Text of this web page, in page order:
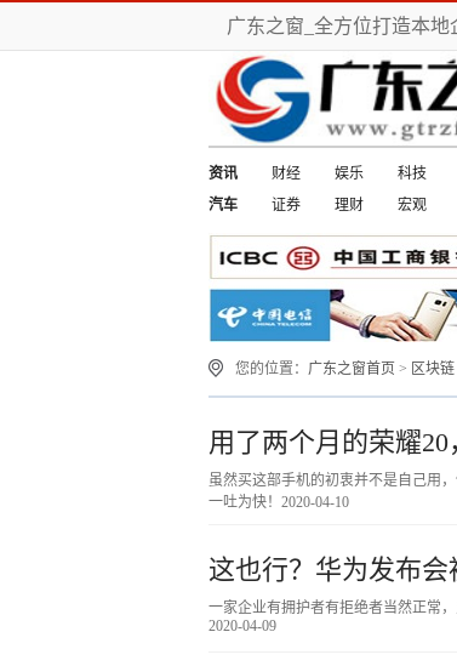
广东之窗_全方位打造本
资讯 财经 娱乐
科技
汽车
证券 理财 宏观
您的位置： 广东之窗首页 > 区块链
用了两个月的荣耀
虽然买这部手机的初衷并不是自己用
一吐为快！ 2020-04-10
这也行？华为发布会
一家企业有拥护者有拒绝者当然正常
2020-04-09